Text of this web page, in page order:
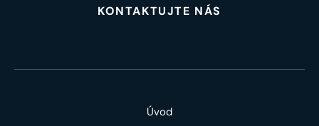
KONTAKTUJTE NÁS
Úvod